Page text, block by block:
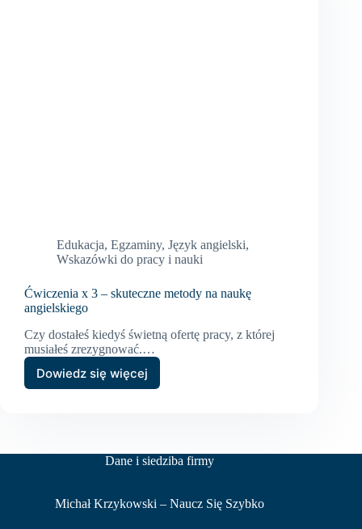
Edukacja, Egzaminy, Język angielski,
Wskazówki do pracy i nauki
Ćwiczenia x 3 – skuteczne metody na naukę
angielskiego
Czy dostałeś kiedyś świetną ofertę pracy, z której
musiałeś zrezygnować.…
Dowiedz się więcej
Ćwiczenia
metody
angielskiego
Dane i siedziba firmy
Michał Krzykowski – Naucz Się Szybko